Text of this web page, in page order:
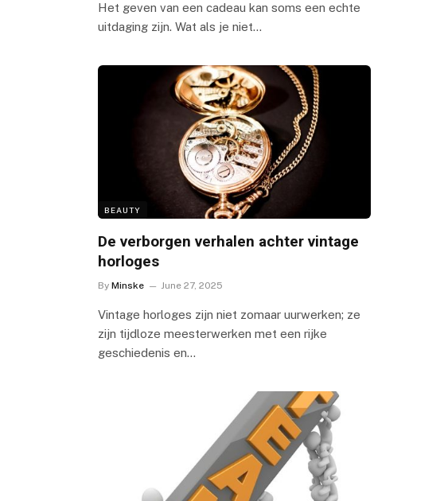
Het geven van een cadeau kan soms een echte
uitdaging zijn. Wat als je niet…
BEAUTY
De verborgen verhalen achter vintage
horloges
By Minske June 27, 2025
Vintage horloges zijn niet zomaar uurwerken; ze
zijn tijdloze meesterwerken met een rijke
geschiedenis en…